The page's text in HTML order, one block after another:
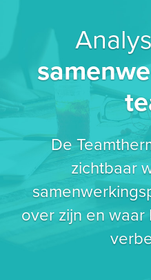
De
zichtbaar
over zijn en